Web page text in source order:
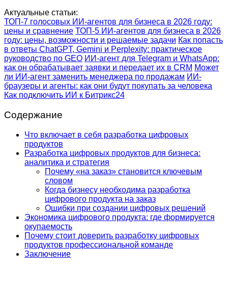
Актуальные статьи:
ТОП-7 голосовых ИИ-агентов для бизнеса в 2026 году:
цены и сравнение ТОП-5 ИИ-агентов для бизнеса в 2026
году: цены, возможности и решаемые задачи Как попасть
в ответы ChatGPT, Gemini и Perplexity: практическое
руководство по GEO ИИ-агент для Telegram и WhatsApp:
как он обрабатывает заявки и передает их в CRM Может
ли ИИ-агент заменить менеджера по продажам ИИ-
браузеры и агенты: как они будут покупать за человека
Как подключить ИИ к Битрикс24
Содержание
Что включает в себя разработка цифровых
продуктов
Разработка цифровых продуктов для бизнеса:
аналитика и стратегия
Почему «на заказ» становится ключевым
словом
Когда бизнесу необходима разработка
цифрового продукта на заказ
Ошибки при создании цифровых решений
Экономика цифрового продукта: где формируется
окупаемость
Почему стоит доверить разработку цифровых
продуктов профессиональной команде
Заключение